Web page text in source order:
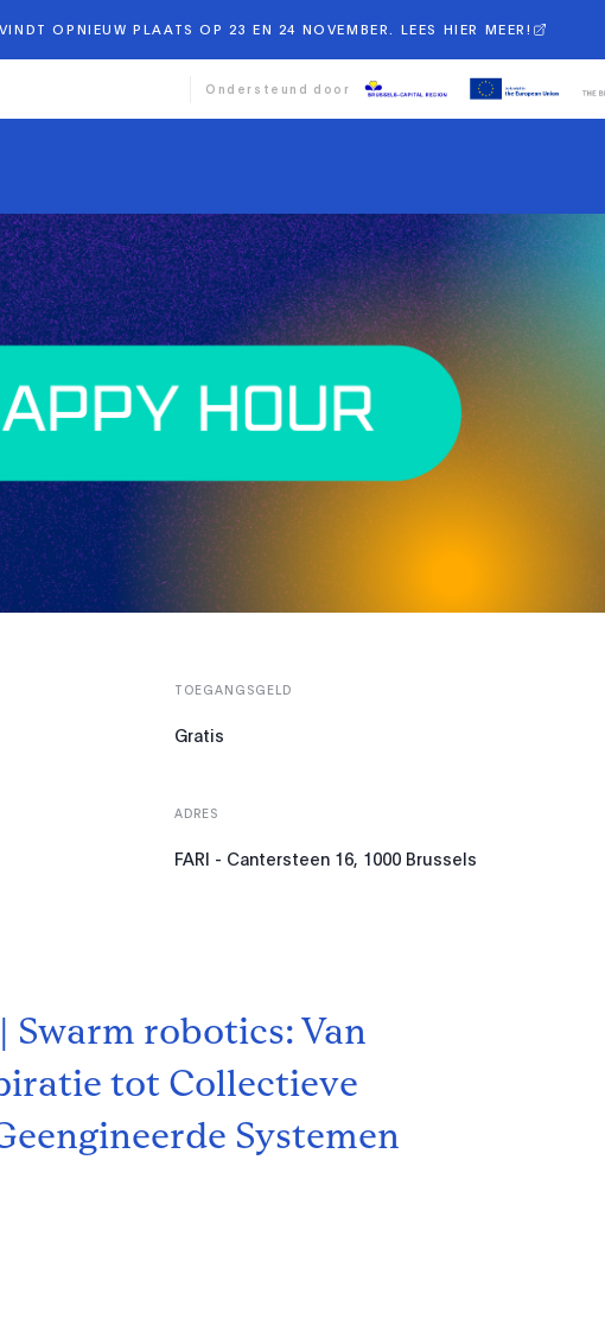
OPNIEUW PLAATS OP 23 EN 24 NOVEMBER. LEES HIER MEER!
Ondersteund door
TOEGANGSGELD
Gratis
ADRES
FARI - Cantersteen 16, 1000 Brussels
robotics: Van
tot Collectieve
Systemen